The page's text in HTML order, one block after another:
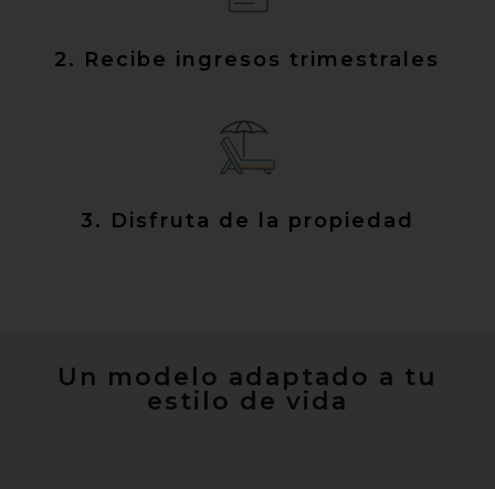
2. Recibe ingresos trimestrales
3. Disfruta de la propiedad
Un modelo adaptado a tu
estilo de vida